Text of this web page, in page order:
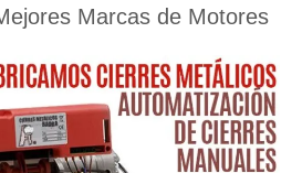
Marcas de Motores